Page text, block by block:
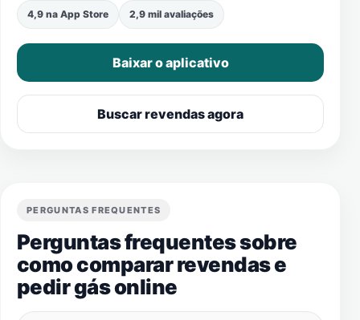
4,9 na App Store 2,9 mil avaliações
Baixar o aplicativo
Buscar revendas agora
PERGUNTAS FREQUENTES
Perguntas frequentes sobre
como comparar revendas e
pedir gás online